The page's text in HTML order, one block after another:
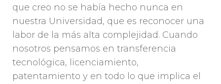
que creo no se había hecho nunca en
nuestra Universidad, que es reconocer una
labor de la más alta complejidad. Cuando
nosotros pensamos en transferencia
tecnológica, licenciamiento,
patentamiento y en todo lo que implica el